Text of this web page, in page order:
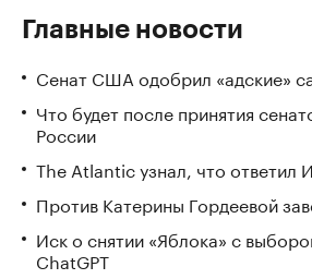
Главные новости
Сенат США одобрил «адские»
Что будет после принятия
России
The Atlantic узнал, что ответил
Против Катерины Гордеевой
Иск о снятии «Яблока» с
ChatGPT